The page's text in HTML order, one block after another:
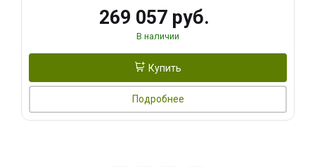
269 057 руб.
В наличии
Купить
Подробнее